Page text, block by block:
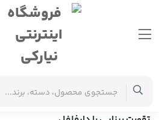
برچسب‌ها تقویت بینایی با دارفلفل